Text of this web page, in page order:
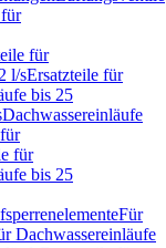
für
l/sErsatzteile für
bis 25
Dachwassereinläufe
für
bis 25
Für
Dachwassereinläufe